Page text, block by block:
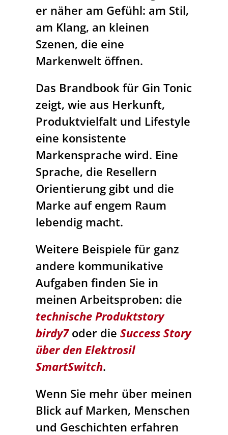
er näher am Gefühl: am Stil,
am Klang, an kleinen
Szenen, die eine
Markenwelt öffnen.
Das Brandbook für Gin Tonic
zeigt, wie aus Herkunft,
Produktvielfalt und Lifestyle
eine konsistente
Markensprache wird. Eine
Sprache, die Resellern
Orientierung gibt und die
Marke auf engem Raum
lebendig macht.
Weitere Beispiele für ganz
andere kommunikative
Aufgaben finden Sie in
meinen Arbeitsproben: die
technische Produktstory
birdy7oder die Success Story
über den Elektrosil
SmartSwitch.
Wenn Sie mehr über meinen
Blick auf Marken, Menschen
und Geschichten erfahren